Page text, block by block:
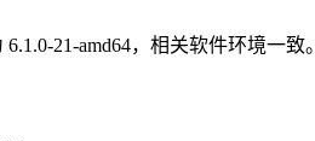
21-amd64，相关软件环境一致。